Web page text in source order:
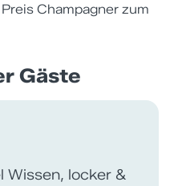
Champagner zum
Gäste
Wissen, locker &